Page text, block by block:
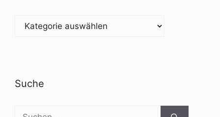
Kategorien
Suche
Suchen